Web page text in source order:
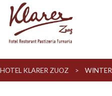
HOTEL KLARER ZUOZ > WINTER